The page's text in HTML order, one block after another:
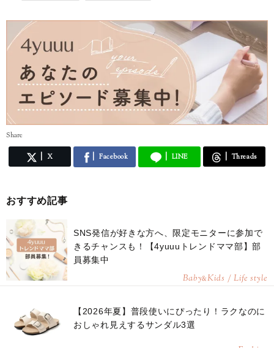
Share
X Facebook LINE Threads
おすすめ記事
SNS発信が好きな方へ、限定モニターに参加で
きるチャンスも！【4yuuuトレンドママ部】部
員募集中
Baby&Kids / Life style
【2026年夏】普段使いにぴったり！ラクなのに
おしゃれ見えするサンダル3選